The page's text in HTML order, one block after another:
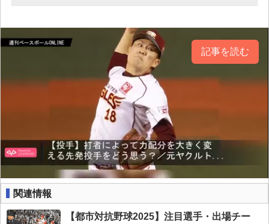
記事を読む
関連情報
【都市対抗野球2025】注目選手・出場チー